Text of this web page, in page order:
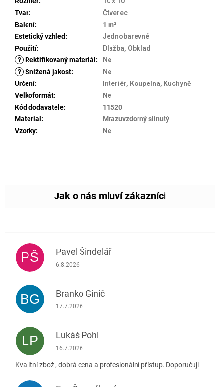
Tvar:
Čtverec
Balení:
1 m²
Estetický vzhled:
Jednobarevné
Použití:
Dlažba, Obklad
? Rektifikovaný materiál :
Ne
? Snížená jakost:
Ne
Určení:
Interiér, Koupelna, Kuchyně
Velkoformát:
Ne
Kód dodavatele:
11520
Material :
Mrazuvzdorný slinutý
Vzorky: Ne
PŠ Pavel Šindelář
Hodnocení obchodu je 5 z 5 hvězdiček.
6.8.2026
BG Branko Ginič
Hodnocení obchodu je 5 z 5 hvězdiček.
17.7.2026
LP Lukáš Pohl
Hodnocení obchodu je 5 z 5 hvězdiček.
16.7.2026
Kvalitní zboží, dobrá cena a profesionální přístup. Doporučuji